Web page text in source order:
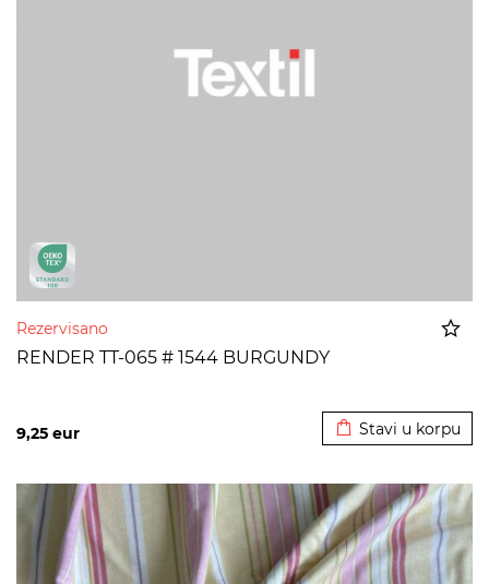
Rezervisano
RENDER TT-065 # 1544 BURGUNDY
9,25 eur Stavi u korpu